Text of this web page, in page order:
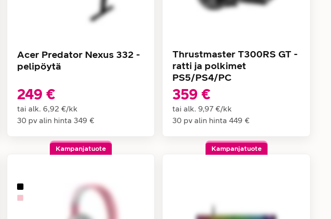
Acer Predator Nexus 332 -
pelipöytä
249 €
tai alk. 6,92 €/kk
30 pv alin hinta 349 €
Thrustmaster T300RS GT -
ratti ja polkimet
PS5/PS4/PC
359 €
tai alk. 9,97 €/kk
30 pv alin hinta 449 €
Kampanjatuote Kampanjatuote